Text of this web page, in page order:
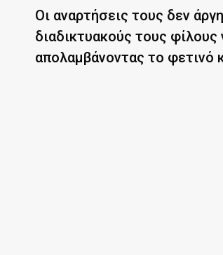
Οι αναρτήσεις τους δεν
διαδικτυακούς τους
απολαμβάνοντας το φετινό